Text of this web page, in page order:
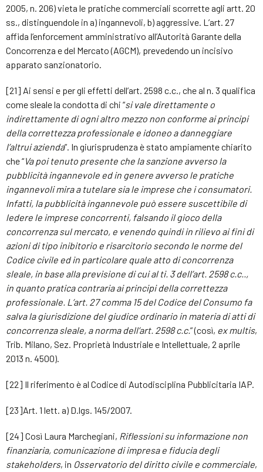
2005, n. 206) vieta le pratiche commerciali scorrette agli artt. 20
ss., distinguendole in a) ingannevoli, b) aggressive. L’art. 27
affida l’enforcement amministrativo all’Autorità Garante della
Concorrenza e del Mercato (AGCM), prevedendo un incisivo
apparato sanzionatorio.
[21] Ai sensi e per gli effetti dell’art. 2598 c.c., che al n. 3 qualifica
come sleale la condotta di chi “si vale direttamente o
indirettamente di ogni altro mezzo non conforme ai principi
della correttezza professionale e idoneo a danneggiare
l’altrui azienda”. In giurisprudenza è stato ampiamente chiarito
che “Va poi tenuto presente che la sanzione avverso la
pubblicità ingannevole ed in genere avverso le pratiche
ingannevoli mira a tutelare sia le imprese che i consumatori.
Infatti, la pubblicità ingannevole può essere suscettibile di
ledere le imprese concorrenti, falsando il gioco della
concorrenza sul mercato, e venendo quindi in rilievo ai fini di
azioni di tipo inibitorio e risarcitorio secondo le norme del
Codice civile ed in particolare quale atto di concorrenza
sleale, in base alla previsione di cui al ti. 3 dell’art. 2598 c.c..,
in quanto pratica contraria ai principi della correttezza
professionale. L’art. 27 comma 15 del Codice del Consumo fa
salva la giurisdizione del giudice ordinario in materia di atti di
concorrenza sleale, a norma dell’art. 2598 c.c.” (così, ex multis,
Trib. Milano, Sez. Proprietà Industriale e Intellettuale, 2 aprile
2013 n. 4500).
[22] Il riferimento è al Codice di Autodisciplina Pubblicitaria IAP.
[23]Art. 1 lett. a) D.lgs. 145/2007.
[24] Così Laura Marchegiani, Riflessioni su informazione non
finanziaria, comunicazione di impresa e fiducia degli
stakeholders, in Osservatorio del diritto civile e commerciale,